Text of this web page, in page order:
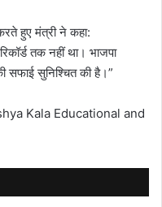
करते हुए मंत्री ने कहा:
तक नहीं था। भाजपा
सुनिश्चित की है।”
Kala Educational and